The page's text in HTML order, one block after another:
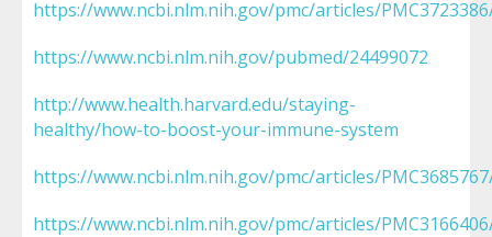
https://www.ncbi.nlm.nih.gov/pmc/articles/
https://www.ncbi.nlm.nih.gov/pubmed/24499072
http://www.health.harvard.edu/staying-
healthy/how-to-boost-your-immune-system
https://www.ncbi.nlm.nih.gov/pmc/articles/
https://www.ncbi.nlm.nih.gov/pmc/articles/